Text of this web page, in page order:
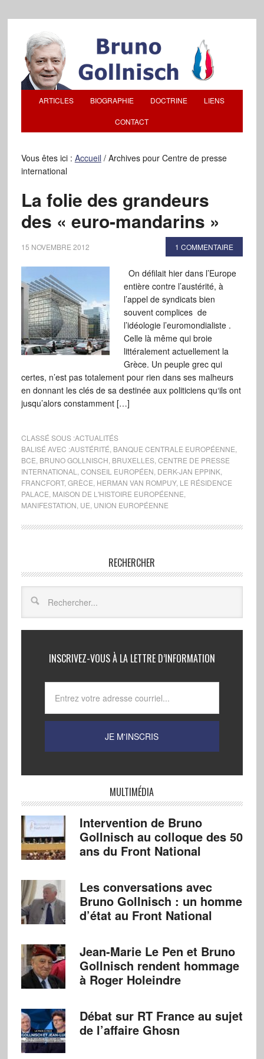
ARTICLES BIOGRAPHIE DOCTRINE LIENS
CONTACT
Vous êtes ici : Accueil /Archives pour Centre de presse
international
La folie des grandeurs
des « euro-mandarins »
15 NOVEMBRE 2012 1 COMMENTAIRE
On défilait hier dans l’Europe
entière contre l’austérité, à
l’appel de syndicats bien
souvent complices de
l’idéologie l’euromondialiste .
Celle là même qui broie
littéralement actuellement la
Grèce. Un peuple grec qui
certes, n’est pas totalement pour rien dans ses malheurs
en donnant les clés de sa destinée aux politiciens qu‘ils ont
jusqu’alors constamment […]
CLASSÉ SOUS :ACTUALITÉS
BALISÉ AVEC :AUSTÉRITÉ BANQUE CENTRALE EUROPÉENNE
BCE BRUNO GOLLNISCH BRUXELLES, CENTRE DE PRESSE
INTERNATIONAL
CONSEIL EUROPÉEN DERK-JAN EPPINK,
FRANCFORT, GRÈCE HERMAN VAN ROMPUY, LE RÉSIDENCE
PALACE MAISON DE L'HISTOIRE EUROPÉENNE
MANIFESTATION UE UNION EUROPÉENNE
RECHERCHER
INSCRIVEZ-VOUS À LA LETTRE D’INFORMATION
MULTIMÉDIA
Intervention de Bruno
Gollnisch au colloque des 50
ans du Front National
Les conversations avec
Bruno Gollnisch : un homme
d’état au Front National
Jean-Marie Le Pen et Bruno
Gollnisch rendent hommage
à Roger Holeindre
Débat sur RT France au sujet
de l’affaire Ghosn